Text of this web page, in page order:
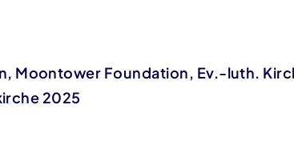
Moontower Foundation, Ev.-luth.
2025